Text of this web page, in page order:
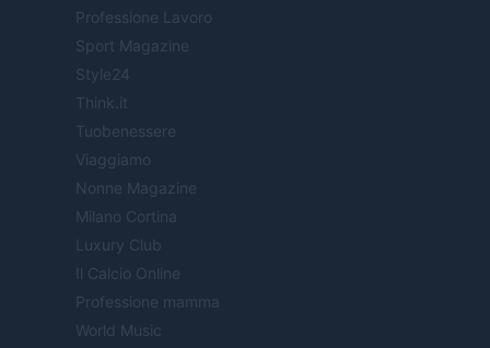
Professione Lavoro
Sport Magazine
Style24
Think.it
Tuobenessere
Viaggiamo
Nonne Magazine
Milano Cortina
Luxury Club
Il Calcio Online
Professione mamma
World Music